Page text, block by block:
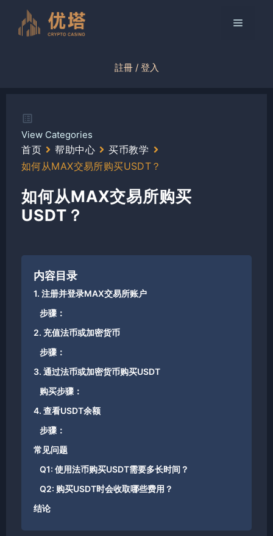
菜
註冊 / 登入
View Categories
首页 帮助中心
买币教学
如何从MAX交易所购买USDT？
如何从MAX交易所购买
USDT？
内容目录
1. 注册并登录MAX交易所账户
步骤：
2. 充值法币或加密货币
步骤：
3. 通过法币或加密货币购买USDT
购买步骤：
4. 查看USDT余额
步骤：
常见问题
Q1: 使用法币购买USDT需要多长时间？
Q2: 购买USDT时会收取哪些费用？
结论